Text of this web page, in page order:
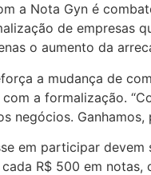
a Nota Gyn é
de empresas
o aumento da
a mudança de
a formalização.
negócios.
em participar
R$ 500 em